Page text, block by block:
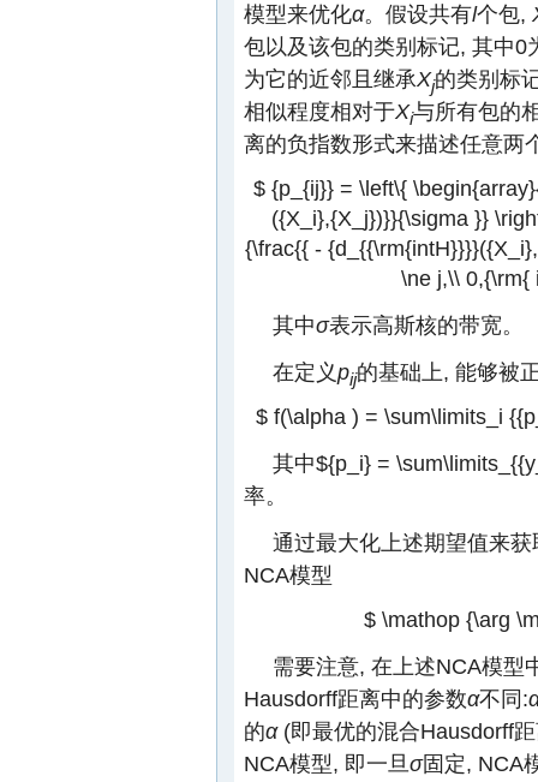
模型来优化α。假设共有l个包,
包以及该包的类别标记, 其中
为它的近邻且继承Xj的类别标
相似程度相对于Xi与所有包的
离的负指数形式来描述任意两
$ {p_{ij}} = \left\{
({X_i},{X_j})}}{\sigma }}
{\frac{{ -
\ne j,\\ 0,{\rm{
其中σ表示高斯核的带宽。
在定义pij的基础上, 能够被
$ f(\alpha ) = \sum\limits_i
其中${p_i} =
率。
通过最大化上述期望值来获
NCA模型
$ \mathop {\arg
需要注意, 在上述NCA模型
Hausdorff距离中的参数α不同:
的α(即最优的混合Hausdorff
NCA模型, 即一旦σ固定, NCA